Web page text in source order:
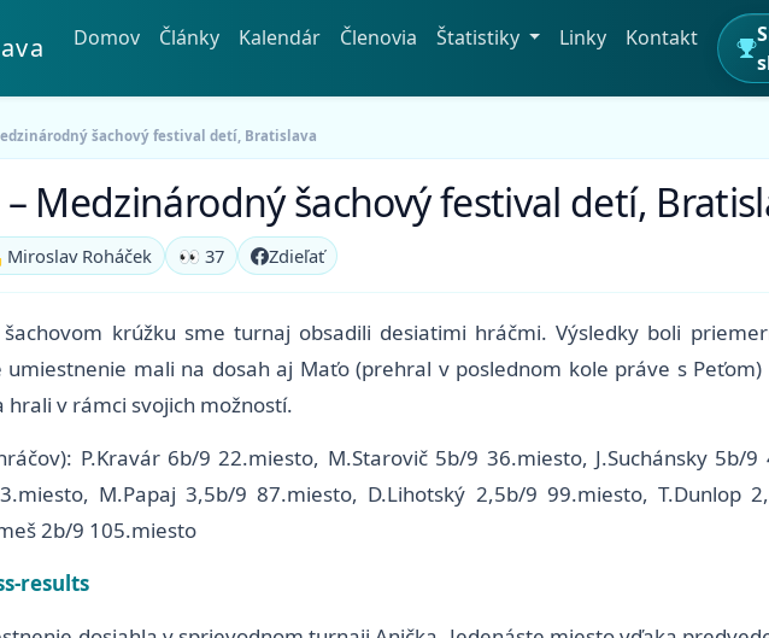
Domov Články Kalendár Členovia Štatistiky Linky Kontakt
šachový festival detí, Bratislava
Medzinárodný šachový festival detí,
Roháček 👀 37 Zdieľať
krúžku sme turnaj obsadili desiatimi hráčmi. Výsledky boli
umiestnenie mali na dosah aj Maťo (prehral v poslednom kole práve s
hrali v rámci svojich možností.
P.Kravár 6b/9 22.miesto, M.Starovič 5b/9 36.miesto, J.Suchánsky 5b/
M.Papaj 3,5b/9 87.miesto, D.Lihotský 2,5b/9 99.miesto, T.Dunlop
2b/9 105.miesto
results